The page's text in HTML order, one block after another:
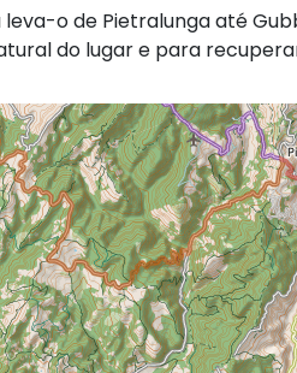
o de Pietralunga até
do lugar e para